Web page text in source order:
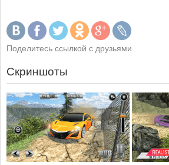
Поделитесь ссылкой с друзьями
Скриншоты